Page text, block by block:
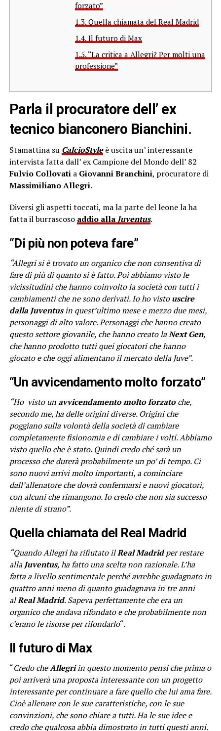
forzato”
1.3. Quella chiamata del Real Madrid
1.4. Il futuro di Max
1.5. “La critica a Allegri? Per molti una
professione”
Parla il procuratore dell’ ex
tecnico bianconero Bianchini.
Stamattina su CalcioStyleè uscita un’ interessante
intervista fatta dall’ ex Campione del Mondo dell’ 82
Fulvio Collovatia Giovanni Branchini, procuratore di
Massimiliano Allegri.
Diversi gli aspetti toccati, ma la parte del leone la ha
fatta il burrascoso addio alla Juventus.
“Di più non poteva fare”
“Allegri si è trovato un organico che non consentiva di
fare di più di quanto si è fatto. Poi abbiamo visto le
vicissitudini che hanno coinvolto la società con tutti i
cambiamenti che ne sono derivati. Io ho vistouscire
dalla Juventusin quest’ultimo mese e mezzo due mesi,
personaggi di alto valore. Personaggi che hanno creato
questo settore giovanile, che hanno creato laNext Gen,
che hanno prodotto tutti quei giocatori che hanno
giocato e che oggi alimentano il mercato della Juve”.
“Un avvicendamento molto forzato”
“Ho visto un avvicendamento molto forzatoche,
secondo me, ha delle origini diverse. Origini che
poggiano sulla volontà della società di cambiare
completamente fisionomia e di cambiare i volti. Abbiamo
visto quello che è stato. Quindi credo ché sarà un
processo che durerà probabilmente un po’ di tempo. Ci
sono nuovi arrivi molto importanti, a cominciare
dall’allenatore che dovrà confermarsi e nuovi giocatori,
con alcuni che rimangono. Io credo che non sia successo
niente di strano”.
Quella chiamata del Real Madrid
“Quando Allegri ha rifiutato ilRealMadridper restare
allaJuventus, ha fatto una scelta non razionale. L’ha
fatta a livello sentimentale perché avrebbe guadagnato in
quattro anni meno di quanto guadagnava in tre anni
alReal Madrid. Sapeva perfettamente che era un
organico che andava rifondato e che probabilmente non
c’erano le risorse per rifondarlo“.
Il futuro di Max
“Credo cheAllegriin questo momento pensi che prima o
poi arriverà una proposta interessante con un progetto
interessante per continuare a fare quello che lui ama fare.
Cioè allenare con le sue caratteristiche, con le sue
convinzioni, che sono chiare a tutti. Ha le sue idee e
credo che qualcosa abbia dimostrato in tutti questi anni.